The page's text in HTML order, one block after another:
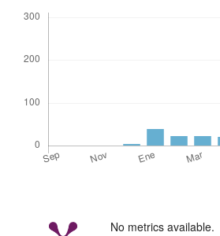
No metrics available.